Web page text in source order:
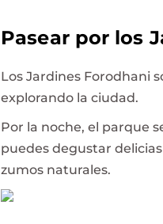
Pasear por los
Los Jardines Forodhani
explorando la ciudad.
Por la noche, el parque
puedes degustar
zumos naturales.